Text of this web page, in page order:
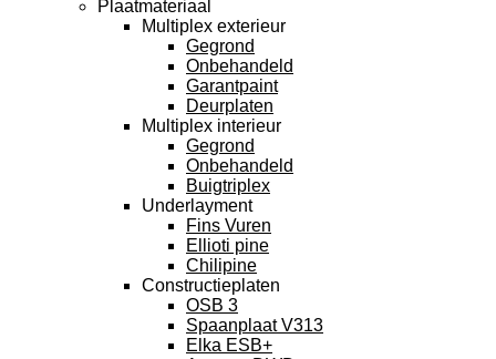
Plaatmateriaal
Multiplex exterieur
Gegrond
Onbehandeld
Garantpaint
Deurplaten
Multiplex interieur
Gegrond
Onbehandeld
Buigtriplex
Underlayment
Fins Vuren
Ellioti pine
Chilipine
Constructieplaten
OSB 3
Spaanplaat V313
Elka ESB+